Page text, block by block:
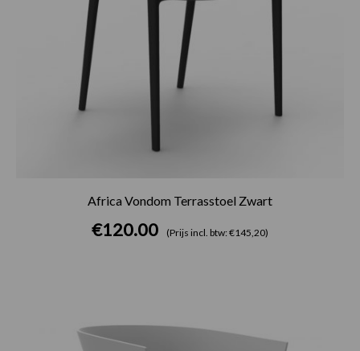
Africa Vondom Terrasstoel Zwart
€120.00 (Prijs incl. btw: €145,20)